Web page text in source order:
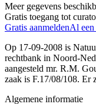
Meer gegevens
Gratis toegang tot
Gratis aanmeldenAl
Op 17-09-2008 is
rechtbank in Noord-
aangesteld mr. R.M.
zaak is F.17/08/108. Er
Algemene informatie